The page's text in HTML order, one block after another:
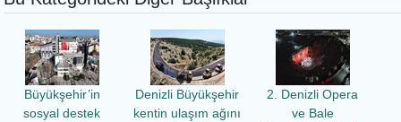
Büyükşehir’in
sosyal destek
Denizli Büyükşehir
kentin ulaşım ağını
2. Denizli Opera
ve Bale